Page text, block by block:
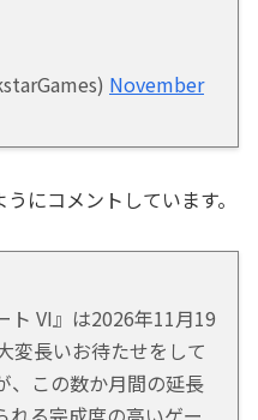
November
にコメントしています。
ト VI』は2026年11月19
変長いお待たせをして
、この数か月間の延長